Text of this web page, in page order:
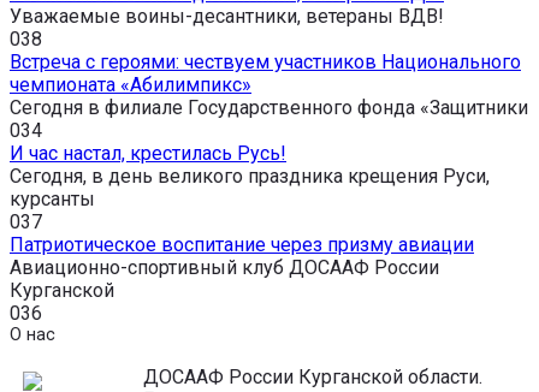
Уважаемые воины-десантники, ветераны ВДВ!
038
Встреча с героями: чествуем участников Национального
чемпионата «Абилимпикс»
Сегодня в филиале Государственного фонда «Защитники
034
И час настал, крестилась Русь!
Сегодня, в день великого праздника крещения Руси,
курсанты
037
Патриотическое воспитание через призму авиации
Авиационно-спортивный клуб ДОСААФ России
Курганской
036
О нас
ДОСААФ России Курганской области.